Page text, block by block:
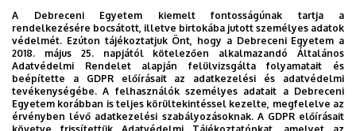
SAP Hungary Kft.
Schönherz Iskolaszövetkezet
Tigra Kft.
Tungsram Operations Kft
Web-Server Kft.
A Debreceni Egyetem kiemelt fontosságúnak tartja a
rendelkezésére bocsátott, illetve birtokába jutott személyes adatok
védelmét. Ezúton tájékoztatjuk Önt, hogy a Debreceni Egyetem a
2018. május 25. napjától kötelezően alkalmazandó Általános
Adatvédelmi Rendelet alapján felülvizsgálta folyamatait és
beépítette a GDPR előírásait az adatkezelési és adatvédelmi
tevékenységébe. A felhasználók személyes adatait a Debreceni
Egyetem korábban is teljes körültekintéssel kezelte, megfelelve az
érvényben lévő adatkezelési szabályozásoknak. A GDPR előírásait